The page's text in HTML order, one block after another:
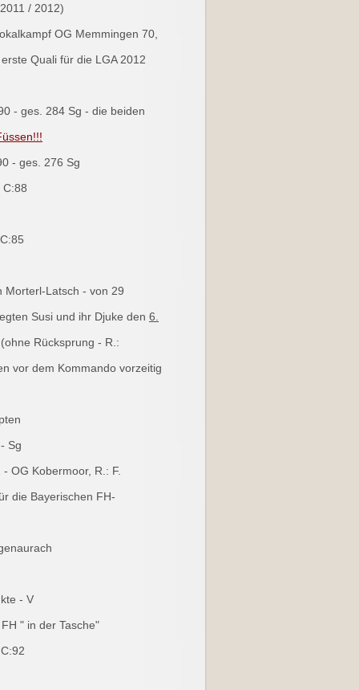
/ 2012)
OG Memmingen 70,
Quali für die LGA 2012
- ges. 284 Sg - die beiden
- ges. 276 Sg
Latsch - von 29
Susi und ihr Djuke den 6.
Rücksprung - R.:
vor dem Kommando vorzeitig
Sg
OG Kobermoor, R.: F.
die Bayerischen FH-
- V
" in der Tasche"